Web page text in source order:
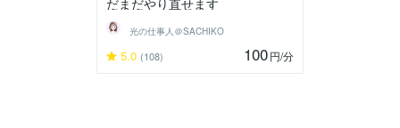
だまだやり直せます
光の仕事人＠SACHIKO
5.0 (108) 100円/分